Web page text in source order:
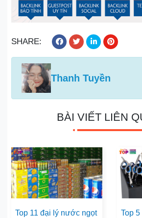
SHARE:
Thanh Tuyền
BÀI VIẾT LIÊN
Top 11 đại lý nước ngọt
Top